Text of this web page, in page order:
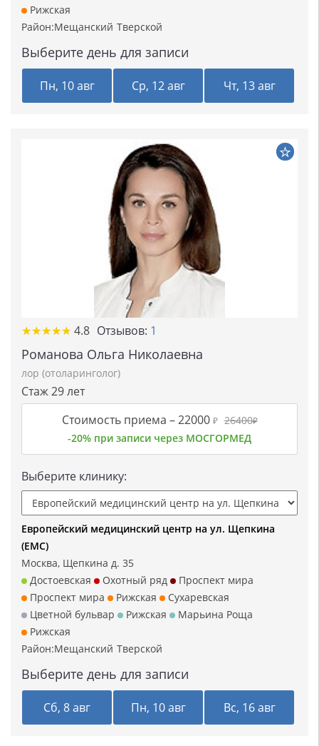
Рижская
Район:Мещанский Тверской
Выберите день для записи
Пн, 10 авг Ср, 12 авг Чт, 13 авг
★★★★★
★★★★★ 4.8 Отзывов: 1
Романова Ольга Николаевна
лор (отоларинголог)
Стаж 29 лет
Стоимость приема –22000 ₽ 26400₽
-20% при записи через МОСГОРМЕД
Выберите клинику:
Европейский медицинский центр на ул. Щепкина
(ЕМС)
Москва, Щепкина д. 35
Достоевская
Охотный ряд
Проспект мира
Проспект мира
Рижская
Сухаревская
Цветной бульвар
Рижская
Марьина Роща
Рижская
Район:Мещанский Тверской
Выберите день для записи
Сб, 8 авг Пн, 10 авг Вс, 16 авг